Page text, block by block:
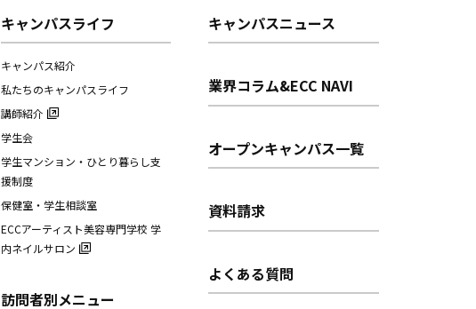
キャンパスライフ
キャンパス紹介
私たちのキャンパスライフ
講師紹介
学生会
学生マンション・ひとり暮らし支
援制度
保健室・学生相談室
ECCアーティスト美容専門学校 学
内ネイルサロン
訪問者別メニュー
キャンパスニュース
業界コラム&ECC NAVI
オープンキャンパス一覧
資料請求
よくある質問